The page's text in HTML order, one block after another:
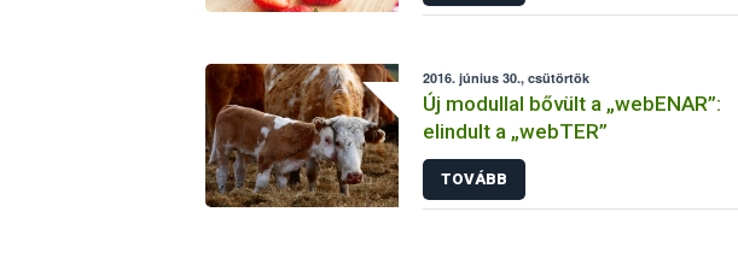
2016. június 30., csütörtök
Új modullal bővült a „webENAR”:
elindult a „webTER”
TOVÁBB